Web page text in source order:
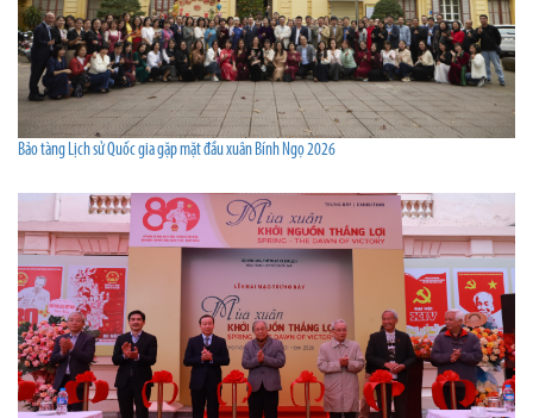
Bảo tàng Lịch sử Quốc gia gặp mặt đầu xuân Bính Ngọ 2026